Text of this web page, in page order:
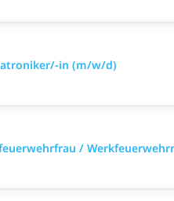
in (m/w/d)
/